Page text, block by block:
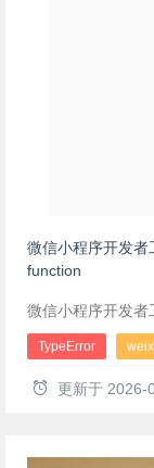
微信小程序开发
function
微信小程序开发
TypeError
更新于 2026-